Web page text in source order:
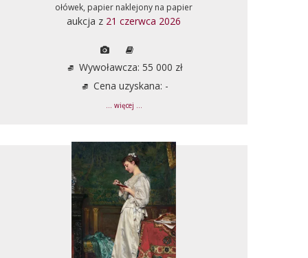
ołówek, papier naklejony na papier
aukcja z 21 czerwca 2026
Wywoławcza: 55 000 zł
Cena uzyskana: -
... więcej ...